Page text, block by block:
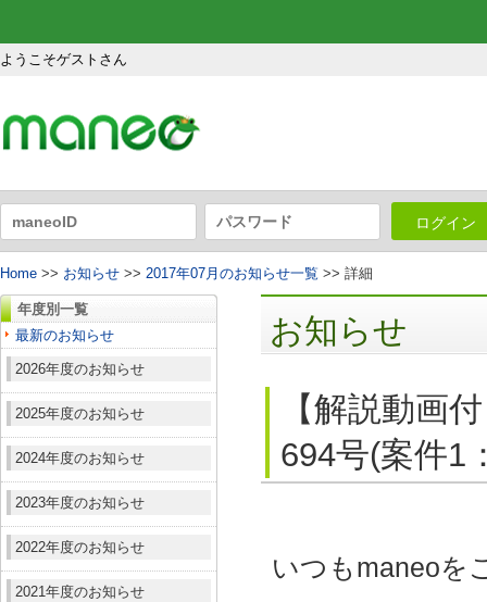
ようこそゲストさん
ログイン
Home >> お知らせ >> 2017年07月のお知らせ一覧 >> 詳細
年度別一覧
最新のお知らせ
2026年度のお知らせ
2025年度のお知らせ
2024年度のお知らせ
2023年度のお知らせ
2022年度のお知らせ
2021年度のお知らせ
お知らせ
【解説動画
694号(案件1
いつもmaneoを